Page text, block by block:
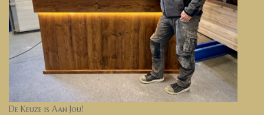
De Keuze is Aan Jou!